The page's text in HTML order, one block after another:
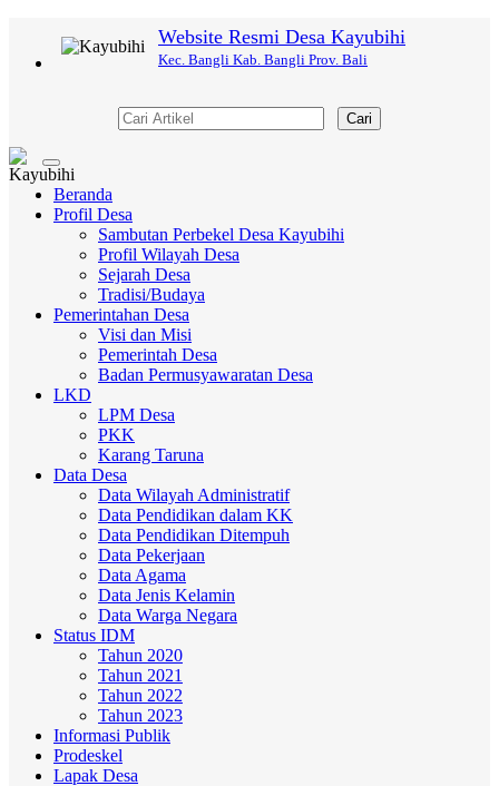
Website Resmi Desa Kayubihi
Kec. Bangli Kab. Bangli Prov. Bali
Cari
Toggle
navigation
Beranda
Profil Desa
Sambutan Perbekel Desa Kayubihi
Profil Wilayah Desa
Sejarah Desa
Tradisi/Budaya
Pemerintahan Desa
Visi dan Misi
Pemerintah Desa
Badan Permusyawaratan Desa
LKD
LPM Desa
PKK
Karang Taruna
Data Desa
Data Wilayah Administratif
Data Pendidikan dalam KK
Data Pendidikan Ditempuh
Data Pekerjaan
Data Agama
Data Jenis Kelamin
Data Warga Negara
Status IDM
Tahun 2020
Tahun 2021
Tahun 2022
Tahun 2023
Informasi Publik
Prodeskel
Lapak Desa